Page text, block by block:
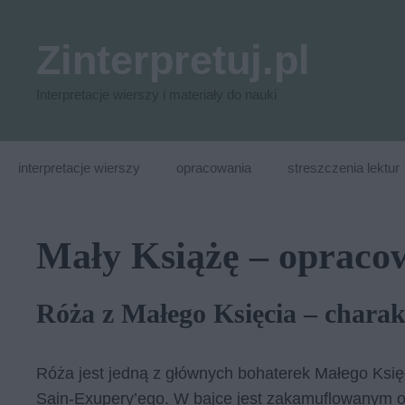
interpretacje wierszy opracowania streszczenia lektur
Mały Książę –
Róża z Małego Księcia –
Róża jest jedną z głównych bohaterek Małego
Sain-Exupery’ego. W bajce jest zakamuflowanym